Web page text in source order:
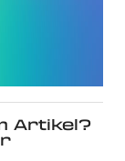
Artikel?